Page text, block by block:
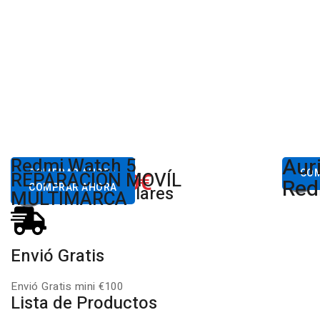
Desde80,00€
COMPRAR AHORA
Redmi Watch 5
Xiaomi
Desde650.00€
COMPRAR AHORA
REPARACIÓN MOVÍL
MULTIMARCA
Productos Populares
Envió Gratis
Envió Gratis mini €100
Lista de Productos